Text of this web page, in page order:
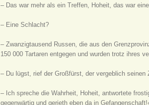
– Das war mehr als ein Treffen, Hoheit, das war
– Eine Schlacht?
– Zwanzigtausend Russen, die aus den
150 000 Tartaren entgegen und wurden trotz ihres
– Du lügst, rief der Großfürst, der vergeblich seinen
– Ich spreche die Wahrheit, Hoheit, antwortete
gegenwärtig und gerieth eben da in